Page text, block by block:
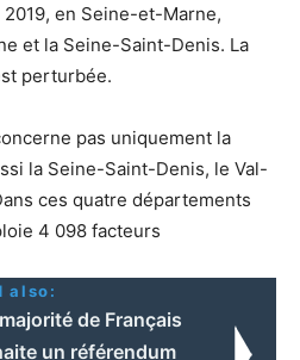
en Seine-et-Marne,
et la Seine-Saint-Denis. La
perturbée.
pas uniquement la
la Seine-Saint-Denis, le Val-
ces quatre départements
4 098 facteurs
also:
de Français
un référendum